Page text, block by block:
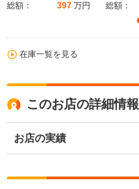
総額：
397 万円
総額：
在庫一覧を見る
このお店の詳細情報
お店の実績